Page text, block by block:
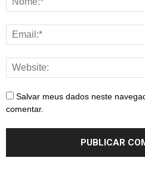
Salvar meus dados neste
comentar.